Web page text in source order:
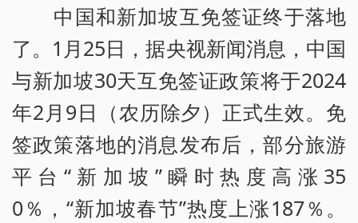
中国和新加坡互免签证终于落地
了。1月25日，据央视新闻消息，中国
与新加坡30天互免签证政策将于2024
年2月9日（农历除夕）正式生效。免
签政策落地的消息发布后，部分旅游
平台“新加坡”瞬时热度高涨35
0％，“新加坡春节”热度上涨187％。